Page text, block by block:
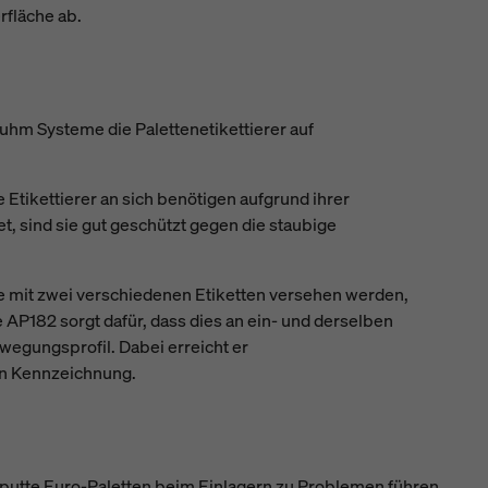
ab.
Systeme die Palettenetikettierer auf
Etikettierer an sich benötigen aufgrund ihrer
sind sie gut geschützt gegen die staubige
zwei verschiedenen Etiketten versehen werden,
sorgt dafür, dass dies an ein- und derselben
Dabei erreicht er
Kennzeichnung.